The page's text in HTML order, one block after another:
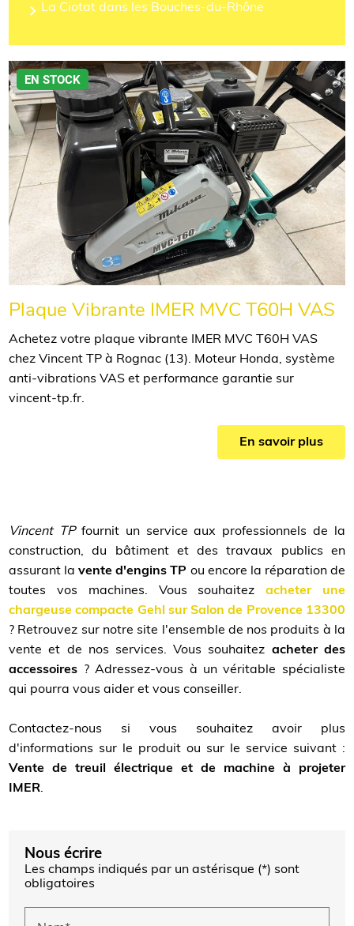
La Ciotat dans les Bouches-du-Rhône
EN STOCK
Plaque Vibrante IMER MVC T60H VAS
Achetez votre plaque vibrante IMER MVC T60H VAS
chez Vincent TP à Rognac (13). Moteur Honda, système
anti-vibrations VAS et performance garantie sur
vincent-tp.fr.
En savoir plus
Vincent TPfournit un service aux professionnels de la
construction, du bâtiment et des travaux publics en
assurant lavente d'engins TP ou encore la réparation de
toutes vos machines. Vous souhaitezacheter une
chargeuse compacte Gehl sur Salon de Provence 13300
? Retrouvez sur notre site l'ensemble de nos produits à la
vente et de nos services. Vous souhaitez acheter des
accessoires ? Adressez-vous à un véritable spécialiste
qui pourra vous aider et vous conseiller.
Contactez-nous si vous souhaitez avoir plus
d'informations sur le produit ou sur le service suivant :
Vente de treuil électrique et de machine à projeter
IMER.
Nous écrire
Les champs indiqués par un astérisque (*) sont
obligatoires